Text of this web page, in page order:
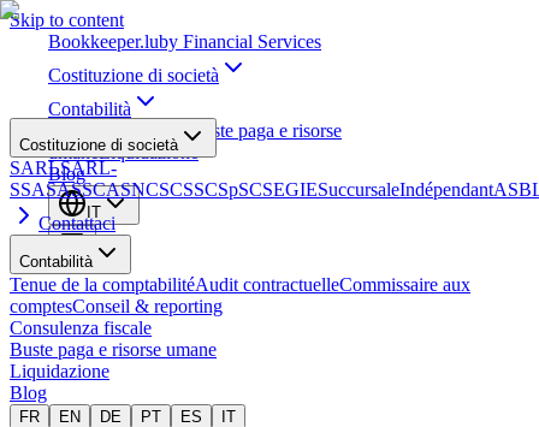
Skip to content
Bookkeeper.luby Financial Services
Costituzione di società
Contabilità
Consulenza fiscale Buste paga e risorse
umaneLiquidazione
Blog
IT
Costituzione di società
SARLSARL-
SSASASSCASNCSCSSCSpSCSEGIESuccursaleIndépendant
Contattaci
Contabilità
Tenue de la comptabilitéAudit contractuelleCommissaire aux
comptesConseil & reporting
Consulenza fiscale
Buste paga e risorse umane
Liquidazione
Blog
FR EN DE PT ES IT